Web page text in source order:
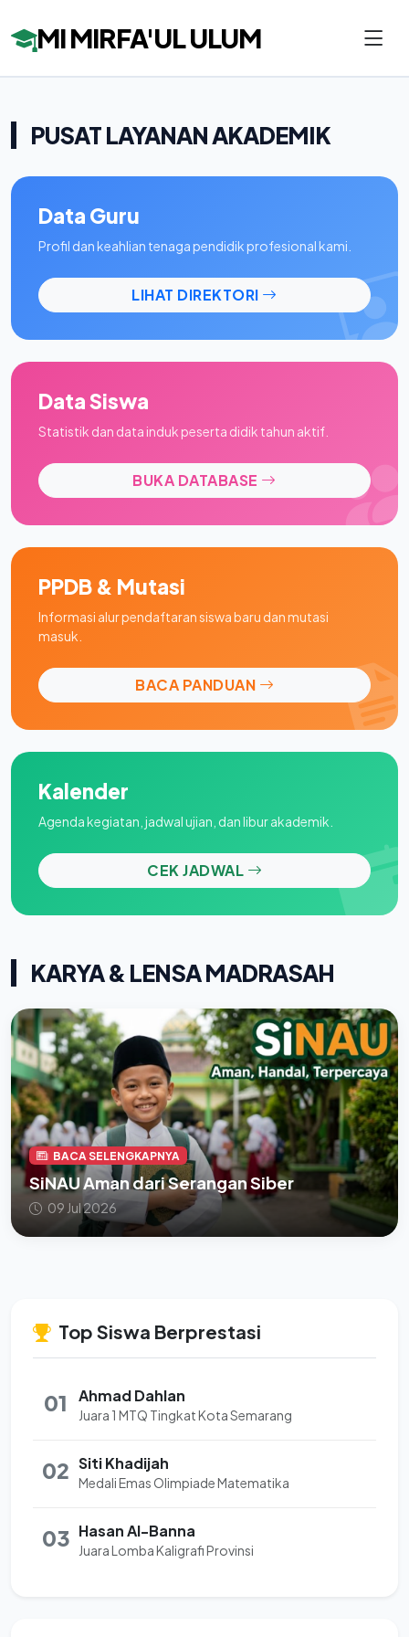
MI MIRFA'UL ULUM
PUSAT LAYANAN AKADEMIK
Data Guru
Profil dan keahlian tenaga pendidik profesional kami.
LIHAT DIREKTORI
Data Siswa
Statistik dan data induk peserta didik tahun aktif.
BUKA DATABASE
PPDB & Mutasi
Informasi alur pendaftaran siswa baru dan mutasi
masuk.
BACA PANDUAN
Kalender
Agenda kegiatan, jadwal ujian, dan libur akademik.
CEK JADWAL
KARYA & LENSA MADRASAH
BACA SELENGKAPNYA
SiNAU Aman dari Serangan Siber
09 Jul 2026
Top Siswa Berprestasi
01 Ahmad Dahlan
Juara 1 MTQ Tingkat Kota Semarang
02 Siti Khadijah
Medali Emas Olimpiade Matematika
03 Hasan Al-Banna
Juara Lomba Kaligrafi Provinsi